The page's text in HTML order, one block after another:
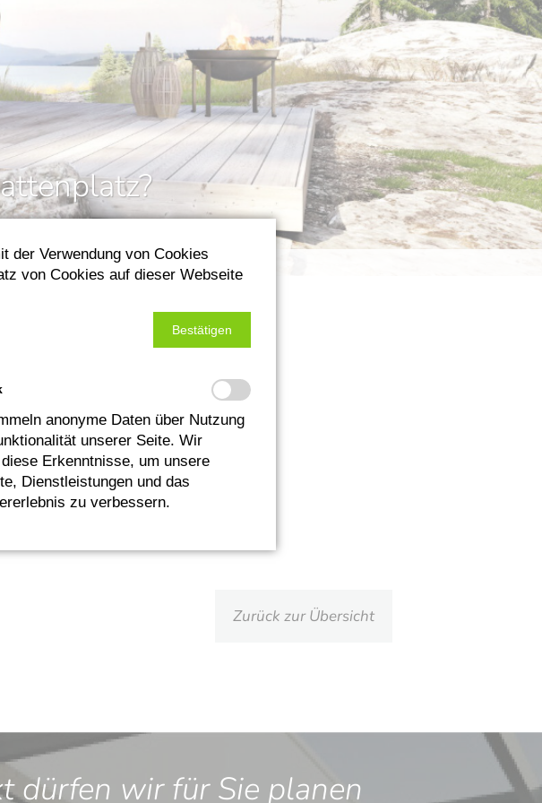
Zurück zur Übersicht
dürfen wir für Sie planen
der Verwendung von Cookies
von Cookies auf dieser Webseite
Bestätigen
anonyme Daten über Nutzung
unserer Seite. Wir
Erkenntnisse, um unsere
Dienstleistungen und das
zu verbessern.